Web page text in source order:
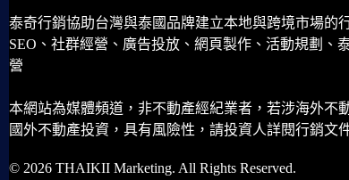
泰奇行銷協助台灣與泰國品牌建立本地與跨境市場的
SEO、社群經營、廣告投放、網頁製作、活動規劃、
營
本網站為媒體頻道，非不動產經紀業者，若涉海外不
國外不動產投資，具有風險性，請投資人詳閱行銷文
© 2026 THAIKII Marketing. All Rights Reserved.